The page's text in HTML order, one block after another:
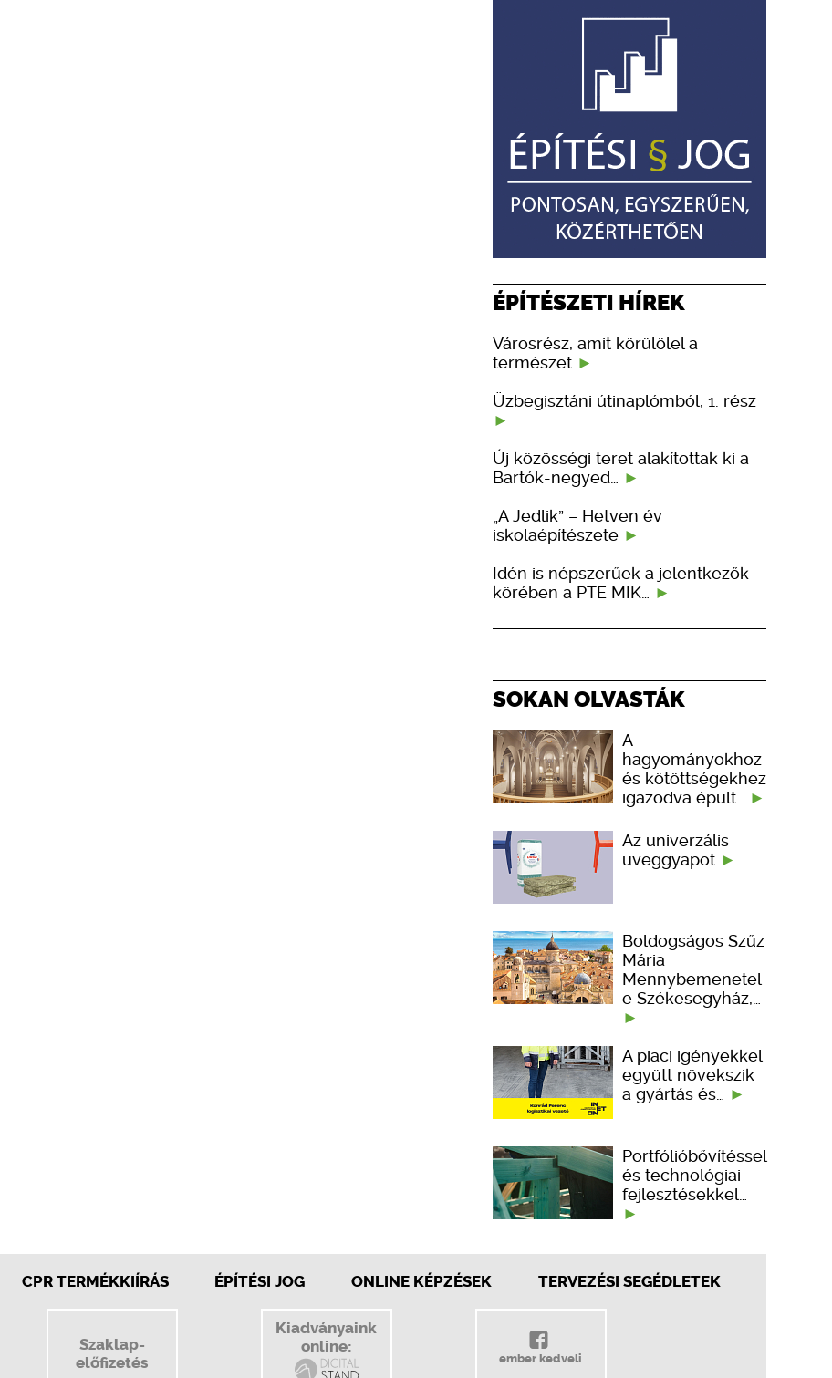
ÉPÍTÉSZETI HÍREK
Városrész, amit körülölel a
természet
Üzbegisztáni útinaplómból, 1. rész
Új közösségi teret alakítottak ki a
Bartók-negyed…
„A Jedlik” – Hetven év
iskolaépítészete
Idén is népszerűek a jelentkezők
körében a PTE MIK…
SOKAN OLVASTÁK
A
hagyományokhoz
és kötöttségekhez
igazodva épült…
Az univerzális
üveggyapot
Boldogságos Szűz
Mária
Mennybemenetel
e Székesegyház,…
A piaci igényekkel
együtt növekszik
a gyártás és…
Portfólióbővítéssel
és technológiai
fejlesztésekkel…
CPR TERMÉKKIÍRÁS ÉPÍTÉSI JOG ONLINE KÉPZÉSEK TERVEZÉSI SEGÉDLETEK
Szaklap-
előfizetés
Kiadványaink
online:
ember kedveli